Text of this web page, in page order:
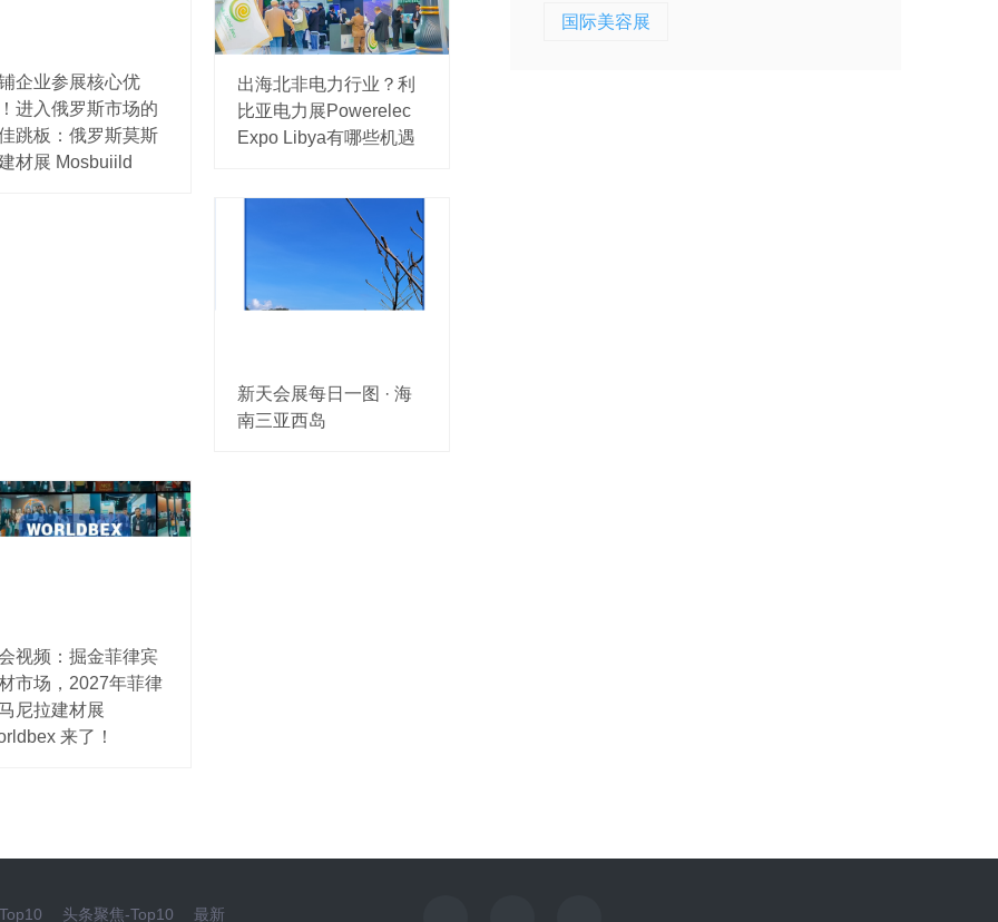
企业参展核心优
进入俄罗斯市场的
跳板：俄罗斯莫斯
材展 Mosbuiild
出海北非电力行业？利
比亚电力展Powerelec
Expo Libya有哪些机遇
新天会展每日一图 · 海
南三亚西岛
视频：掘金菲律宾
市场，2027年菲律
尼拉建材展
来了！
国际美容展
头条聚焦-Top10 最新